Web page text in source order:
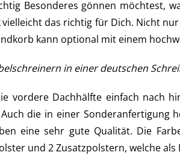
Besonderes gönnen möchtest,
vielleicht das richtig für Dich. Nicht nur
kann optional mit einem
in einer deutschen
vordere Dachhälfte einfach nach
die in einer Sonderanfertigung
eine sehr gute Qualität. Die
und 2 Zusatzpolstern, welche